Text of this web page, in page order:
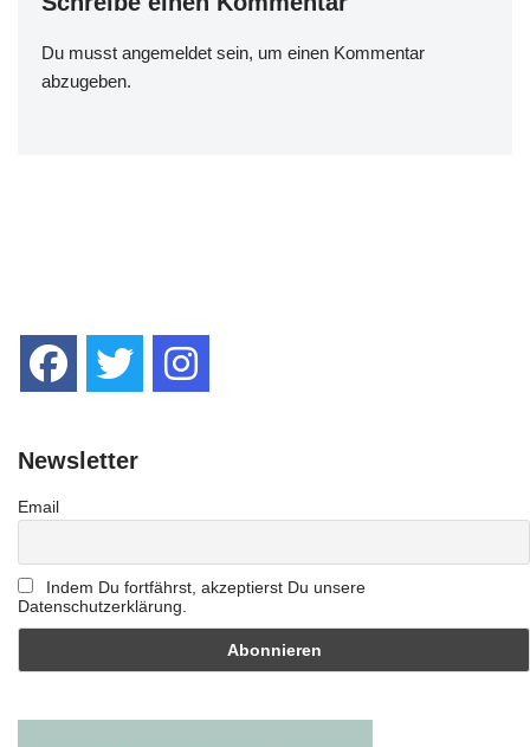
k
Du musst angemeldet sein, um einen Kommentar
abzugeben.
Newsletter
Email
Indem Du fortfährst, akzeptierst Du unsere
Datenschutzerklärung.